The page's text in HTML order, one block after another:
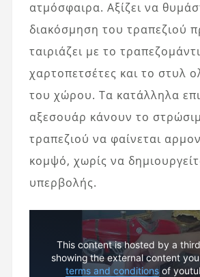
ατμόσφαιρα. Αξίζει να
διακόσμηση του τραπεζιού
ταιριάζει με το
χαρτοπετσέτες και το στυλ
του χώρου. Τα κατάλληλα
αξεσουάρ κάνουν το
τραπεζιού να φαίνεται
κομψό, χωρίς να
υπερβολής.
This content is hosted by a
showing the external content
terms and conditions of